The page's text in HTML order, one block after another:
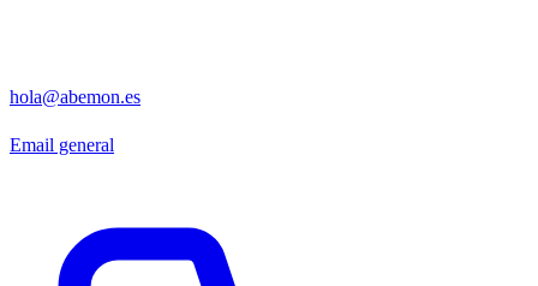
hola@abemon.es
Email general